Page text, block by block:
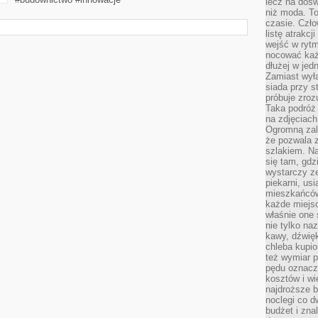
niż moda.
czasie.
listę
wejść w
nocować
dłużej w
Zamiast
siada przy
próbuje
Taka
na
Ogromną
że pozwala
szlakiem.
się tam,
wystarczy
piekarni,
każde
właśnie
nie tylko
kawy,
chleba
też wymiar
pędu
kosztów i
najdroższe
noclegi co
budżet i